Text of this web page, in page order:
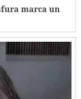
marca un